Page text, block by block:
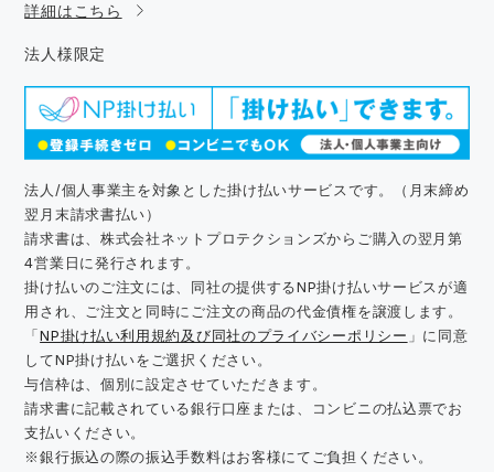
詳細はこちら
法人様限定
法人/個人事業主を対象とした掛け払いサービスです。（月末締め
翌月末請求書払い）
請求書は、株式会社ネットプロテクションズからご購入の翌月第
4営業日に発行されます。
掛け払いのご注文には、同社の提供するNP掛け払いサービスが適
用され、ご注文と同時にご注文の商品の代金債権を譲渡します。
「NP掛け払い利用規約及び同社のプライバシーポリシー 」に同意
してNP掛け払いをご選択ください。
与信枠は、個別に設定させていただきます。
請求書に記載されている銀行口座または、コンビニの払込票でお
支払いください。
※銀行振込の際の振込手数料はお客様にてご負担ください。